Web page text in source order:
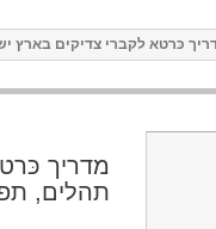
כּרטא לקברי צדיקים בארץ
מדריך
תהלים,